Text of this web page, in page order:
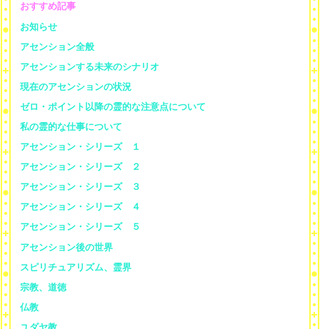
おすすめ記事
お知らせ
アセンション全般
アセンションする未来のシナリオ
現在のアセンションの状況
ゼロ・ポイント以降の霊的な注意点について
私の霊的な仕事について
アセンション・シリーズ １
アセンション・シリーズ ２
アセンション・シリーズ ３
アセンション・シリーズ ４
アセンション・シリーズ ５
アセンション後の世界
スピリチュアリズム、霊界
宗教、道徳
仏教